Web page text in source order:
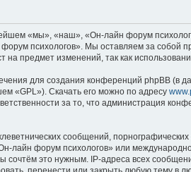
«мы», «наш», «Он-лайн форум
психологов». Мы оставляем за собой
предмет изменений, так как
для создания конференций phpBB (в
«GPL»). Скачать его можно по адресу
за то, что администрация
сообщений,
лайн форум психологов» или
сочтём это нужным. IP-адреса всех